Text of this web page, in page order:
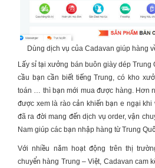
Dùng dịch vụ của Cadavan giúp hàng
Lấy sỉ tạixưởng bán buôn giày dép Trung
cầu bạn cần biết tiếng Trung, có kho
toán … thì bạn mới mua được hàng. Hơn
được xem là rào cản khiến bạn e ngại khi
đã ra đời mang đến dịch vụ order, vận
Nam giúp các bạn nhập hàng từ Trung
Với nhiều năm hoạt động trên thị
chuyển hàng Trung – Việt, Cadavan cam